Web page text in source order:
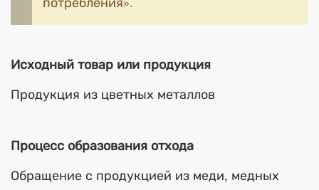
Исходный товар или продукция
Продукция из цветных металлов
Процесс образования отхода
Обращение с продукцией из меди, медных